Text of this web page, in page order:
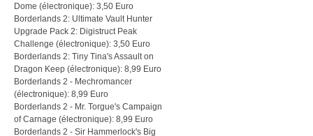
Dome (électronique): 3,50 Euro
Borderlands 2: Ultimate Vault Hunter
Upgrade Pack 2: Digistruct Peak
Challenge (électronique): 3,50 Euro
Borderlands 2: Tiny Tina's Assault on
Dragon Keep (électronique): 8,99 Euro
Borderlands 2 - Mechromancer
(électronique): 8,99 Euro
Borderlands 2 - Mr. Torgue's Campaign
of Carnage (électronique): 8,99 Euro
Borderlands 2 - Sir Hammerlock's Big